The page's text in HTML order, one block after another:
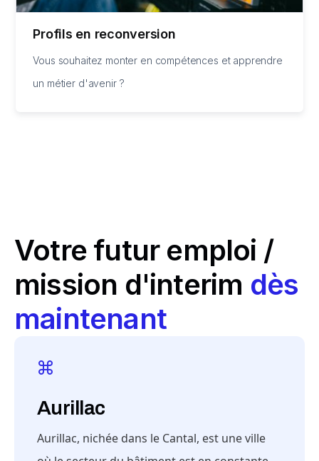
Profils en reconversion
Vous souhaitez monter en compétences et apprendre
un métier d'avenir ?
Votre futur emploi /
mission d'interim dès
maintenant
Aurillac
Aurillac, nichée dans le Cantal, est une ville